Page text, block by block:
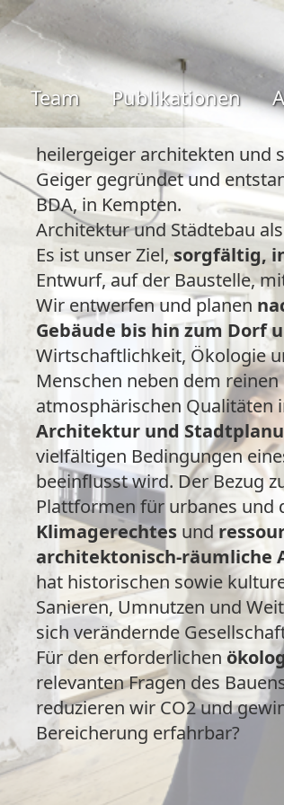
Team Publikationen
heilergeiger architekten und
Geiger gegründet und
BDA, in Kempten.
Architektur und Städtebau als
Es ist unser Ziel,sorgfältig,
Entwurf, auf der Baustelle,
Wir entwerfen und planen
Gebäude bis hin zum Dorf
Wirtschaftlichkeit, Ökologie
Menschen neben dem
atmosphärischen Qualitäten
Architektur und
vielfältigen Bedingungen
beeinflusst wird. Der Bezug
Plattformen für urbanes und
Klimagerechtes und
architektonisch-räumliche
hat historischen sowie
Sanieren, Umnutzen und
sich verändernde
Für den erforderlichen
relevanten Fragen des
reduzieren wir CO2 und
Bereicherung erfahrbar?